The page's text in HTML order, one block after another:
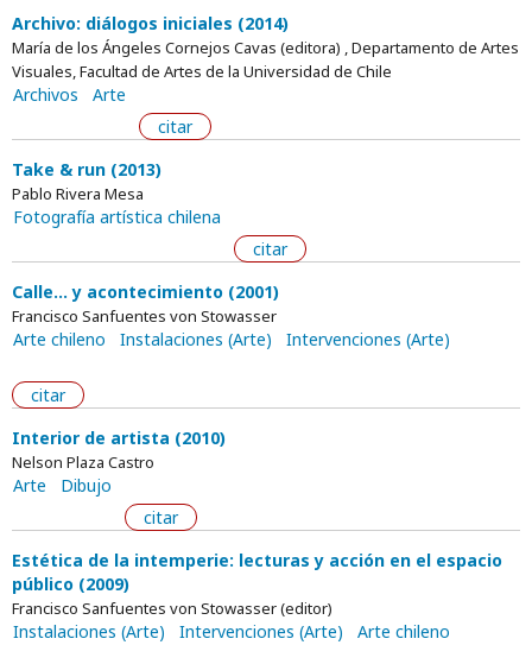
Archivo: diálogos iniciales (2014)
María de los Ángeles Cornejos Cavas (editora) , Departamento de Artes
Visuales, Facultad de Artes de la Universidad de Chile
Archivos
Arte
citar
Take & run (2013)
Pablo Rivera Mesa
Fotografía artística chilena
citar
Calle... y acontecimiento (2001)
Francisco Sanfuentes von Stowasser
Arte chileno Instalaciones (Arte) Intervenciones (Arte)
citar
Interior de artista (2010)
Nelson Plaza Castro
Arte
Dibujo
citar
Estética de la intemperie: lecturas y acción en el espacio
público (2009)
Francisco Sanfuentes von Stowasser (editor)
Instalaciones (Arte) Intervenciones (Arte) Arte chileno